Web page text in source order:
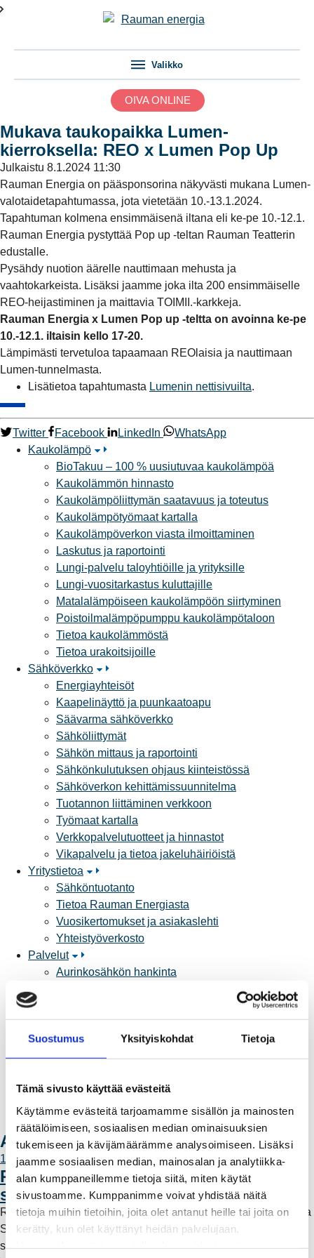
Suostumus Yksityiskohdat Tietoja
Tämä sivusto käyttää evästeitä
Käytämme evästeitä tarjoamamme sisällön ja mainosten
räätälöimiseen, sosiaalisen median ominaisuuksien
tukemiseen ja kävijämäärämme analysoimiseen. Lisäksi
jaamme sosiaalisen median, mainosalan ja analytiikka-
alan kumppaneillemme tietoja siitä, miten käytät
sivustoamme. Kumppanimme voivat yhdistää näitä
tietoja muihin tietoihin, joita olet antanut heille tai joita on
kerätty, kun olet käyttänyt heidän palvelujaan.
Valikko
OIVA ONLINE
Mukava taukopaikka Lumen-
kierroksella: REO x Lumen Pop Up
Julkaistu 8.1.2024 11:30
Rauman Energia on pääsponsorina näkyvästi mukana Lumen-
valotaidetapahtumassa, jota vietetään 10.-13.1.2024.
Tapahtuman kolmena ensimmäisenä iltana eli ke-pe 10.-12.1.
Rauman Energia pystyttää Pop up -teltan Rauman Teatterin
edustalle.
Pysähdy nuotion äärelle nauttimaan mehusta ja
vaahtokarkeista. Lisäksi jaamme joka ilta 200 ensimmäiselle
REO-heijastiminen ja maittavia TOIMII.-karkkeja.
Rauman Energia x Lumen Pop up -teltta on avoinna ke-pe
10.-12.1. iltaisin kello 17-20.
Lämpimästi tervetuloa tapaamaan REOlaisia ja nauttimaan
Lumen-tunnelmasta.
Lisätietoa tapahtumasta Lumenin nettisivuilta.
Twitter Facebook LinkedIn
WhatsApp
Kaukolämpö
BioTakuu – 100 % uusiutuvaa kaukolämpöä
Kaukolämmön hinnasto
Kaukolämpöliittymän saatavuus ja toteutus
Kaukolämpötyömaat kartalla
Kaukolämpöverkon viasta ilmoittaminen
Laskutus ja raportointi
Lungi-palvelu taloyhtiöille ja yrityksille
Lungi-vuositarkastus kuluttajille
Matalalämpöiseen kaukolämpöön siirtyminen
Poistoilmalämpöpumppu kaukolämpötaloon
Tietoa kaukolämmöstä
Tietoa urakoitsijoille
Sähköverkko
Energiayhteisöt
Kaapelinäyttö ja puunkaatoapu
Säävarma sähköverkko
Sähköliittymät
Sähkön mittaus ja raportointi
Sähkönkulutuksen ohjaus kiinteistössä
Sähköverkon kehittämissuunnitelma
Tuotannon liittäminen verkkoon
Työmaat kartalla
Verkkopalvelutuotteet ja hinnastot
Vikapalvelu ja tietoa jakeluhäiriöistä
Yritystietoa
Sähköntuotanto
Tietoa Rauman Energiasta
Vuosikertomukset ja asiakaslehti
Yhteistyöverkosto
Palvelut
Aurinkosähkön hankinta
Laskutus
Muuttajalle
Sähköauton lataaminen
Yhteystiedot
Laskutusosoitteet
Ota yhteyttä
Ajankohtaista
11.6.2026 12:00
Rauman Energia vahvistaa rooliaan
sähköntuotannossa
Rauman Energia on ostanut lisää osuuksia sähköntuotannosta
Suomessa ja Pohjoismaissa, kun Kokemäen Sähkö Oy myi
sähköntuotanto-osuutensa Rauman Energia Oy:lle.